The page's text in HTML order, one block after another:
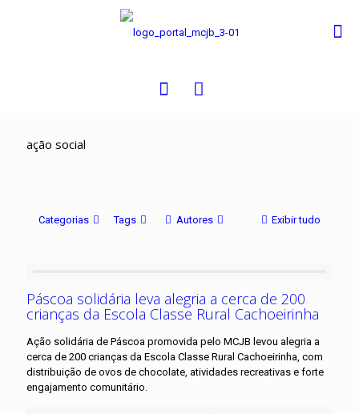
ação social
Categorias Tags Autores Exibir tudo
Páscoa solidária leva alegria a cerca de 200
crianças da Escola Classe Rural Cachoeirinha
Ação solidária de Páscoa promovida pelo MCJB levou alegria a
cerca de 200 crianças da Escola Classe Rural Cachoeirinha, com
distribuição de ovos de chocolate, atividades recreativas e forte
engajamento comunitário.